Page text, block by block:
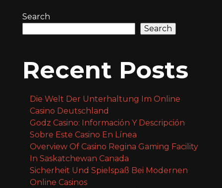
Search
Search
Recent Posts
Die Welt Der Unterhaltung Im Online
Casino Deutschland
Godz Casino: Información Y Descripción
Sobre Este Casino En Línea
Overview Of Casino Regina Gaming Facility
In Saskatchewan Canada
Sicherheit Und Spielspaß Bei Modernen
Online Casinos